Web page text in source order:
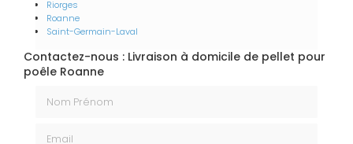
Riorges
Roanne
Saint-Germain-Laval
Contactez-nous : Livraison à domicile de pellet pour
poêle Roanne